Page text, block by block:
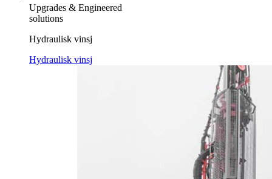
Upgrades & Engineered
solutions
Hydraulisk vinsj
Hydraulisk vinsj